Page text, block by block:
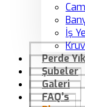
İş
Perde
Şubeler
Galeri
FAQ’s